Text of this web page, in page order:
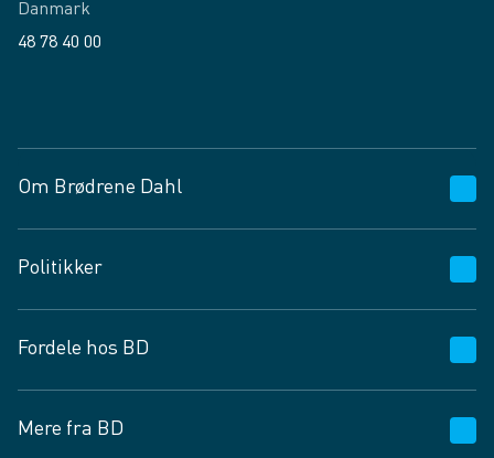
Danmark
48 78 40 00
Om Brødrene Dahl
Vagttelefon 30 10 89 89
Spørgsmål og svar
Job og karriere
Fødevarekontrolrapport
Politikker
Privatlivspolitik
Cookies
Vilkår og betingelser
Fordele hos BD
BD app
Mere fra BD